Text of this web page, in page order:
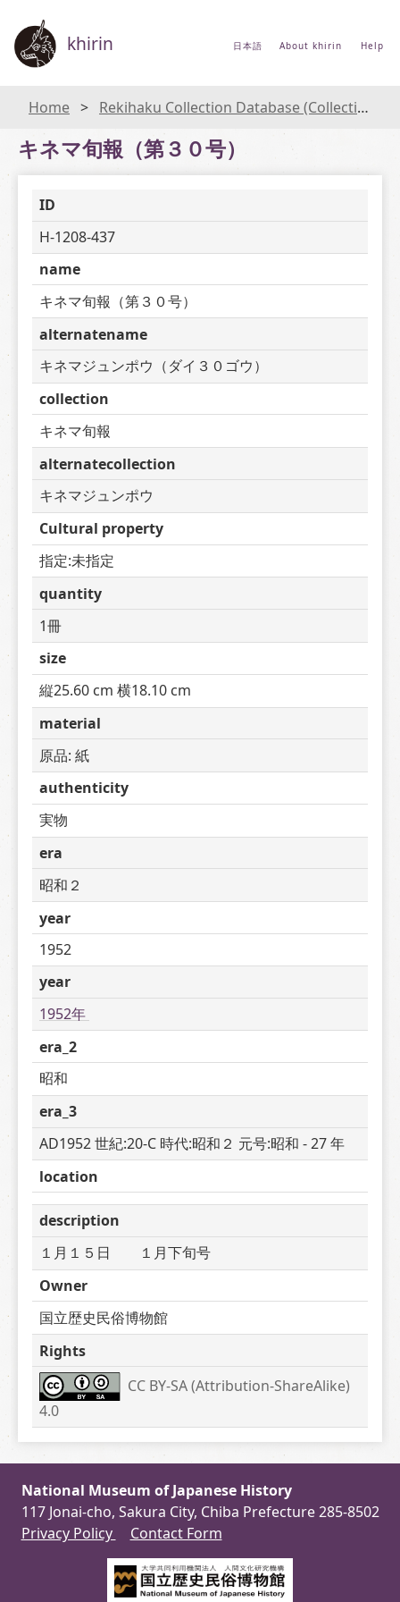
khirin 日本語 About khirin Help
Home Rekihaku Collection Database (Collections Database of the National Museum of Japanese History)
キネマ旬報（第３０号）
ID
H-1208-437
name
キネマ旬報（第３０号）
alternatename
キネマジュンポウ（ダイ３０ゴウ）
collection
キネマ旬報
alternatecollection
キネマジュンポウ
Cultural property
指定:未指定
quantity
1冊
size
縦25.60 cm 横18.10 cm
material
原品: 紙
authenticity
実物
era
昭和２
year
1952
year
1952年
era_2
昭和
era_3
AD1952 世紀:20-C 時代:昭和２ 元号:昭和 - 27 年
location
description
１月１５日　　１月下旬号
Owner
国立歴史民俗博物館
Rights
CC BY-SA (Attribution-ShareAlike)
4.0
National Museum of Japanese History
117 Jonai-cho, Sakura City, Chiba Prefecture 285-8502
Privacy Policy
Contact Form